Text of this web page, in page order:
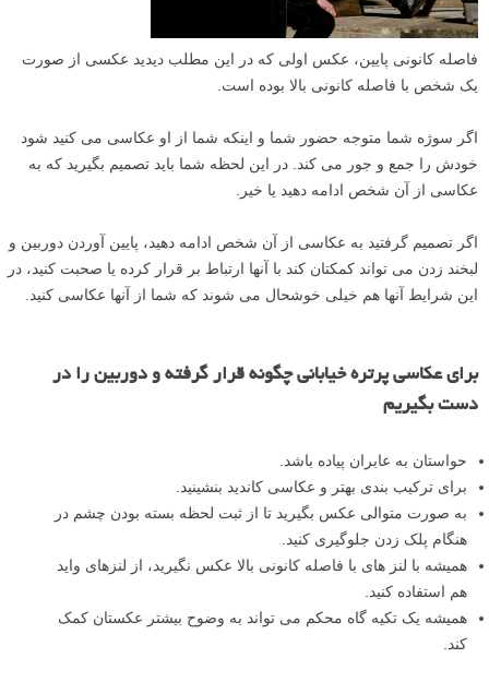
فاصله کانونی پایین، عکس اولی که در این مطلب دیدید عکسی از صورت
یک شخص با فاصله کانونی بالا بوده است.
اگر سوژه شما متوجه حضور شما و اینکه شما از او عکاسی می کنید شود
خودش را جمع و جور می کند. در این لحظه شما باید تصمیم بگیرید که به
عکاسی از آن شخص ادامه دهید یا خیر.
اگر تصمیم گرفتید به عکاسی از آن شخص ادامه دهید، پایین آوردن دوربین و
لبخند زدن می تواند کمکتان کند با آنها ارتباط بر قرار کرده یا صحبت کنید، در
این شرایط آنها هم خیلی خوشحال می شوند که شما از آنها عکاسی کنید.
برای عکاسی پرتره خیابانی چگونه قرار گرفته و دوربین را در
دست بگیریم